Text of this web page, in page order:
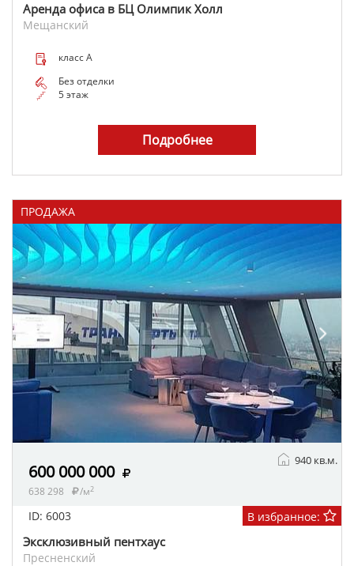
Аренда офиса в БЦ Олимпик Холл
Мещанский
класс A
Без отделки
5 этаж
Подробнее
ПРОДАЖА
600 000 000
638 298 /м2
940 кв.м.
Эксклюзивный пентхаус
Пресненский
ID: 6003 В избранное: